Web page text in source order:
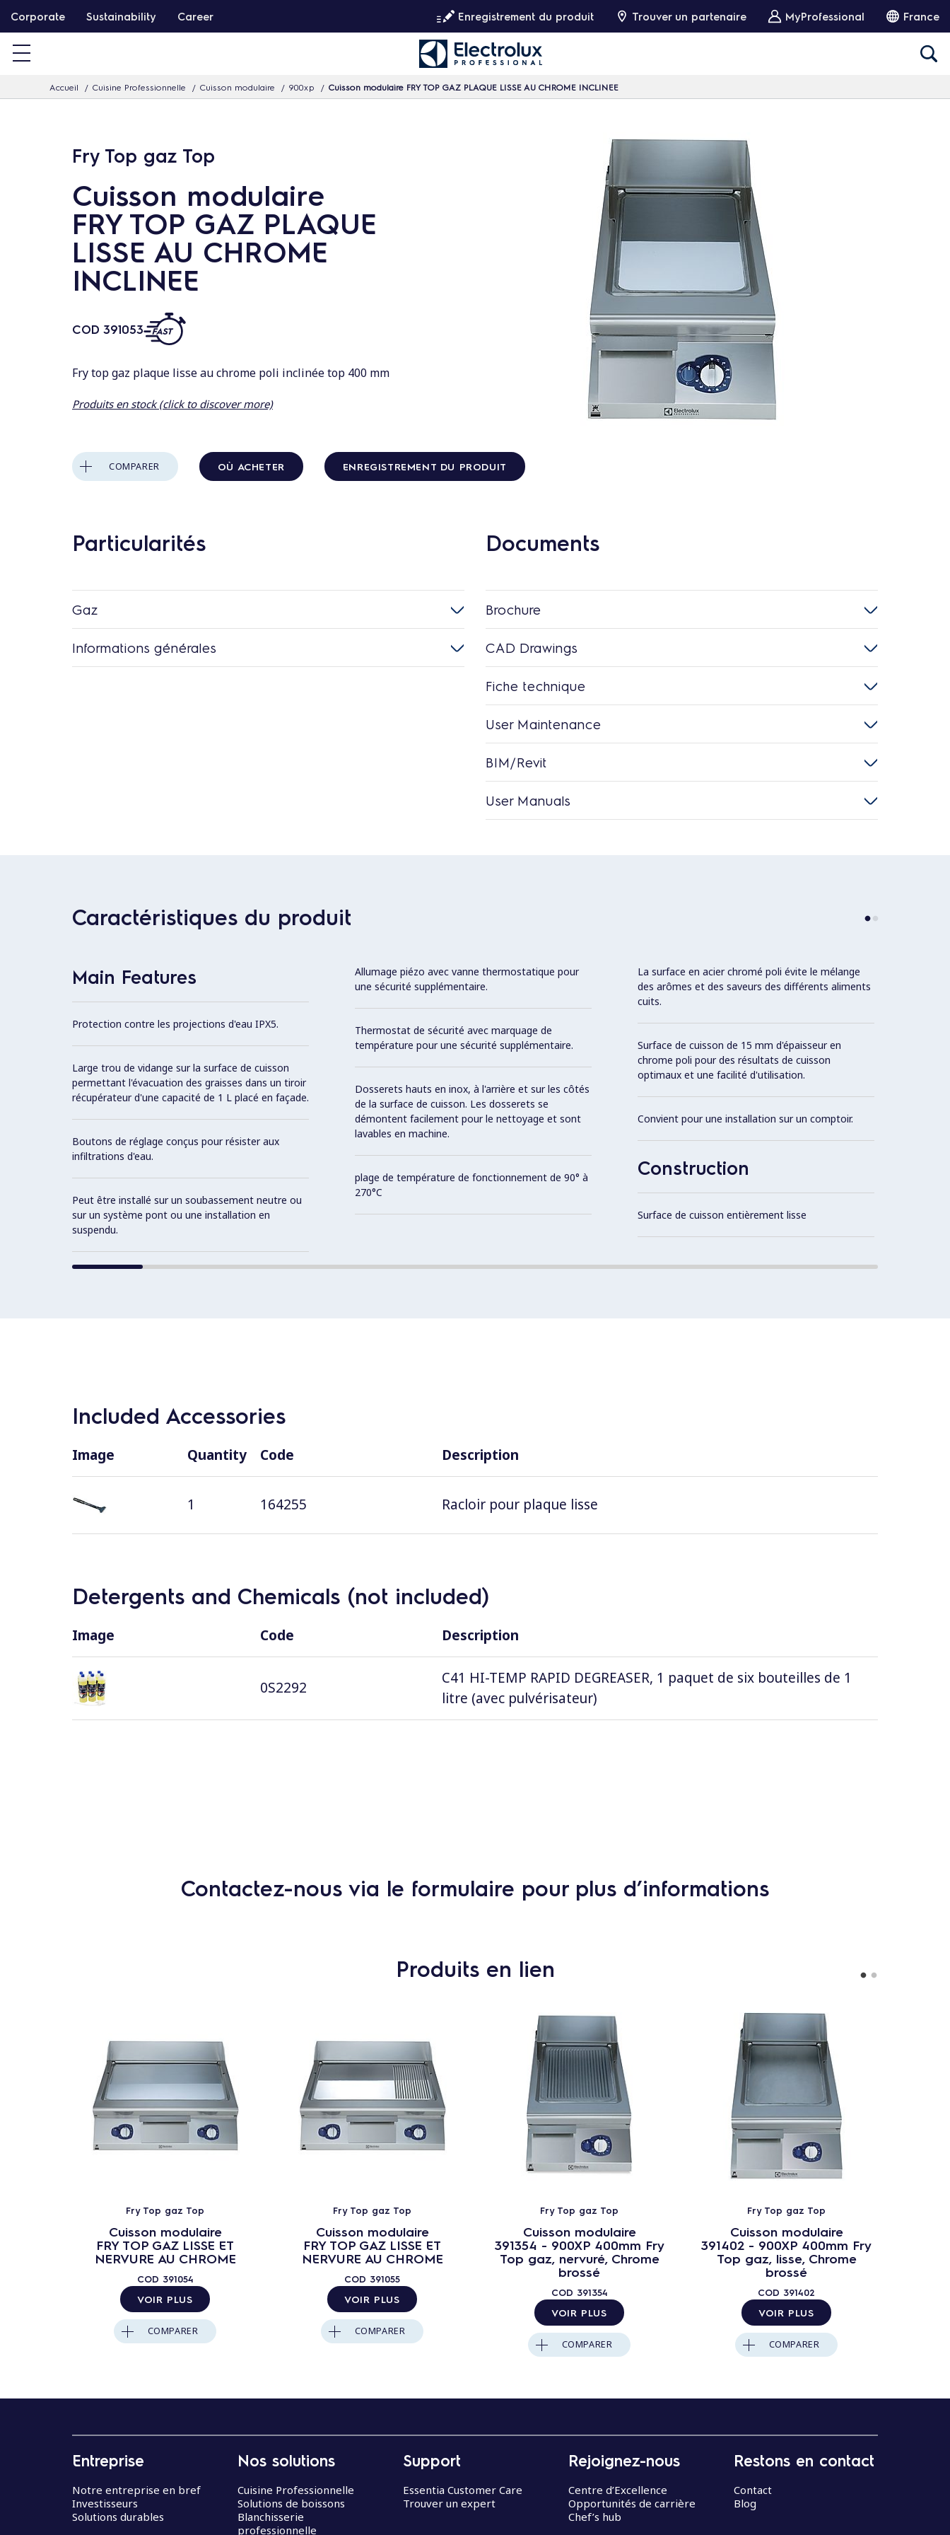
a
Corporate Sustainability Career Enregistrement du produit Trouver un partenaire MyProfessional France
Accueil Cuisine Professionnelle Cuisson modulaire 900xp Cuisson modulaire FRY TOP GAZ PLAQUE LISSE AU CHROME INCLINEE
Fry Top gaz Top
Cuisson modulaire
FRY TOP GAZ PLAQUE
LISSE AU CHROME
INCLINEE
COD 391053
Fry top gaz plaque lisse au chrome poli inclinée top 400 mm
Produits en stock (click to discover more)
COMPARER OÙ ACHETER ENREGISTREMENT DU PRODUIT
Particularités
Gaz
Informations générales
Documents
Brochure
CAD Drawings
Fiche technique
User Maintenance
BIM/Revit
User Manuals
Caractéristiques du produit
Main Features
Protection contre les projections d'eau IPX5.
Large trou de vidange sur la surface de cuisson
permettant l'évacuation des graisses dans un tiroir
récupérateur d'une capacité de 1 L placé en façade.
Boutons de réglage conçus pour résister aux
infiltrations d'eau.
Peut être installé sur un soubassement neutre ou
sur un système pont ou une installation en
suspendu.
Allumage piézo avec vanne thermostatique pour
une sécurité supplémentaire.
Thermostat de sécurité avec marquage de
température pour une sécurité supplémentaire.
Dosserets hauts en inox, à l'arrière et sur les côtés
de la surface de cuisson. Les dosserets se
démontent facilement pour le nettoyage et sont
lavables en machine.
plage de température de fonctionnement de 90° à
270°C
La surface en acier chromé poli évite le mélange
des arômes et des saveurs des différents aliments
cuits.
Surface de cuisson de 15 mm d'épaisseur en
chrome poli pour des résultats de cuisson
optimaux et une facilité d'utilisation.
Convient pour une installation sur un comptoir.
Construction
Surface de cuisson entièrement lisse
Included Accessories
Image Quantity Code Description
1 164255 Racloir pour plaque lisse
Detergents and Chemicals (not included)
Image Code Description
0S2292
C41 HI-TEMP RAPID DEGREASER, 1 paquet de six bouteilles de 1
litre (avec pulvérisateur)
Contactez-nous via le formulaire pour plus d’informations
Produits en lien
Fry Top gaz Top
Cuisson modulaire
FRY TOP GAZ LISSE ET
NERVURE AU CHROME
COD 391054
VOIR PLUS
COMPARER
Fry Top gaz Top
Cuisson modulaire
FRY TOP GAZ LISSE ET
NERVURE AU CHROME
COD 391055
VOIR PLUS
COMPARER
Fry Top gaz Top
Cuisson modulaire
391354 - 900XP 400mm Fry
Top gaz, nervuré, Chrome
brossé
COD 391354
VOIR PLUS
COMPARER
Fry Top gaz Top
Cuisson modulaire
391402 - 900XP 400mm Fry
Top gaz, lisse, Chrome
brossé
COD 391402
VOIR PLUS
COMPARER
Entreprise
Notre entreprise en bref
Investisseurs
Solutions durables
Nos solutions
Cuisine Professionnelle
Solutions de boissons
Blanchisserie
professionnelle
Support
Essentia Customer Care
Trouver un expert
Rejoignez-nous
Centre d’Excellence
Opportunités de carrière
Chef’s hub
Restons en contact
Contact
Blog